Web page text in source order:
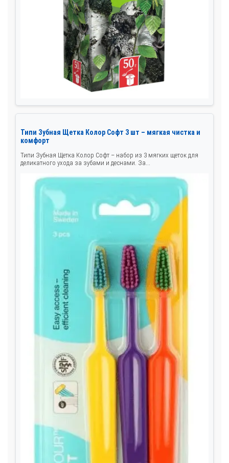
Типи Зубная Щетка Колор Софт 3 шт – мягкая чистка и
комфорт
Типи Зубная Щетка Колор Софт – набор из 3 мягких щеток для
деликатного ухода за зубами и деснами. За...